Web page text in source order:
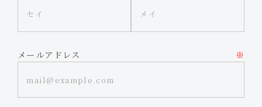
メールアドレス ※